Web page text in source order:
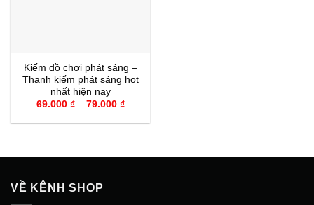
Kiếm đồ chơi phát sáng –
Thanh kiếm phát sáng hot
nhất hiện nay
69.000 ₫ – 79.000 ₫Khoảng
từ
VỀ KÊNH SHOP